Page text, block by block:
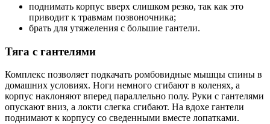
поднимать корпус вверх слишком резко, так как это
приводит к травмам позвоночника;
брать для утяжеления с большие гантели.
Тяга с гантелями
Комплекс позволяет подкачать ромбовидные мышцы спины в
домашних условиях. Ноги немного сгибают в коленях, а
корпус наклоняют вперед параллельно полу. Руки с гантелями
опускают вниз, а локти слегка сгибают. На вдохе гантели
поднимают к корпусу со сведенными вместе лопатками.